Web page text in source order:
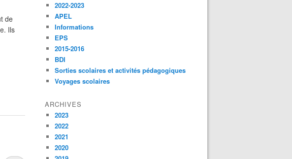
de
Ils
2022-2023
APEL
Informations
EPS
2015-2016
BDI
Sorties scolaires et activités pédagogiques
Voyages scolaires
ARCHIVES
2023
2022
2021
2020